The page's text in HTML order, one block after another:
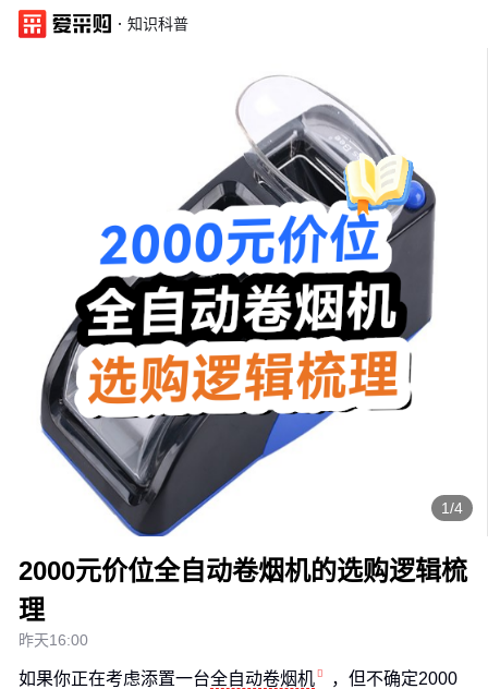
· 知识科普
1/4
2000元价位全自动卷烟机的选购逻辑梳
理
昨天16:00
如果你正在考虑添置一台全自动卷烟机
，但不确定2000